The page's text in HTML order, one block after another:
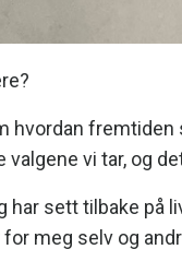
hvordan
valgene vi tar, og
har sett tilbake på
meg selv og